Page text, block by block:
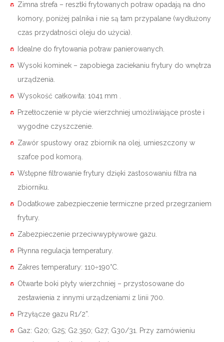
Zimna strefa – resztki frytowanych potraw opadają na dno
komory, poniżej palnika i nie są tam przypalane (wydłużony
czas przydatności oleju do użycia).
Idealne do frytowania potraw panierowanych.
Wysoki kominek – zapobiega zaciekaniu frytury do wnętrza
urządzenia.
Wysokość całkowita: 1041 mm .
Przetłoczenie w płycie wierzchniej umożliwiające proste i
wygodne czyszczenie.
Zawór spustowy oraz zbiornik na olej, umieszczony w
szafce pod komorą.
Wstępne filtrowanie frytury dzięki zastosowaniu filtra na
zbiorniku.
Dodatkowe zabezpieczenie termiczne przed przegrzaniem
frytury.
Zabezpieczenie przeciwwypływowe gazu.
Płynna regulacja temperatury.
Zakres temperatury: 110÷190°C.
Otwarte boki płyty wierzchniej – przystosowane do
zestawienia z innymi urządzeniami z linii 700.
Przyłącze gazu R1/2”.
Gaz: G20; G25; G2.350; G27; G30/31. Przy zamówieniu